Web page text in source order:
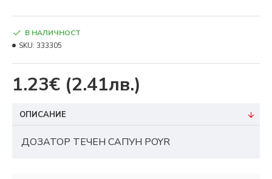
1.23€ (2.41лв.)
В НАЛИЧНОСТ
SKU: 333305
ОПИСАНИЕ
ДОЗАТОР ТЕЧЕН САПУН POYR